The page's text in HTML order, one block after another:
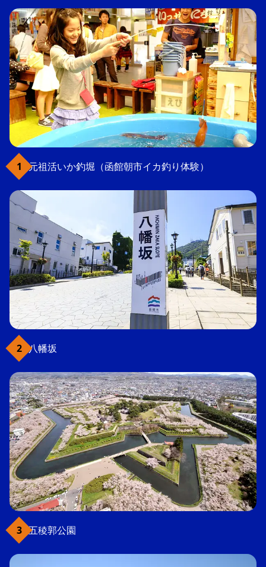
元祖活いか釣堀（函館朝市イカ釣り体験）
八幡坂
五稜郭公園